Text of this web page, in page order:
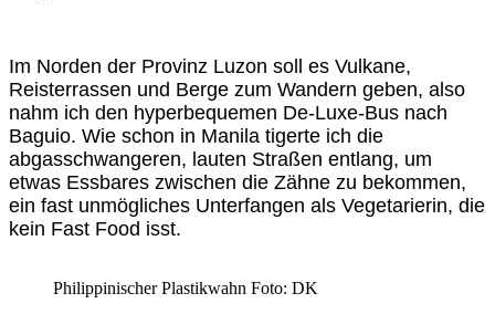
Im Norden der Provinz Luzon soll es Vulkane,
Reisterrassen und Berge zum Wandern geben, also
nahm ich den hyperbequemen De-Luxe-Bus nach
Baguio. Wie schon in Manila tigerte ich die
abgasschwangeren, lauten Straßen entlang, um
etwas Essbares zwischen die Zähne zu bekommen,
ein fast unmögliches Unterfangen als Vegetarierin, die
kein Fast Food isst.
Philippinischer Plastikwahn Foto: DK